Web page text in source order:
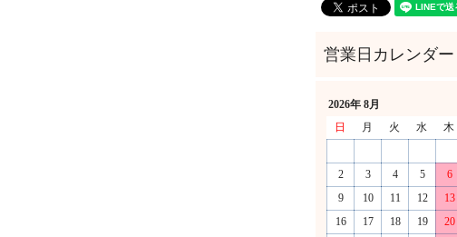
2026年 8月
日
月 火 水 木
2
3 4 5 6
9
10 11 12 13
16
17 18 19 20